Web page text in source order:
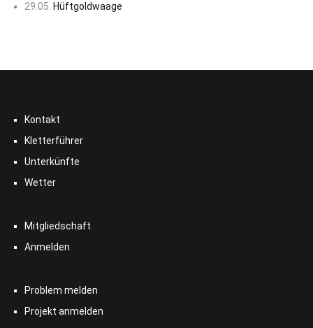
29.05. Hüftgoldwaage
Kontakt
Kletterführer
Unterkünfte
Wetter
Mitgliedschaft
Anmelden
Problem melden
Projekt anmelden